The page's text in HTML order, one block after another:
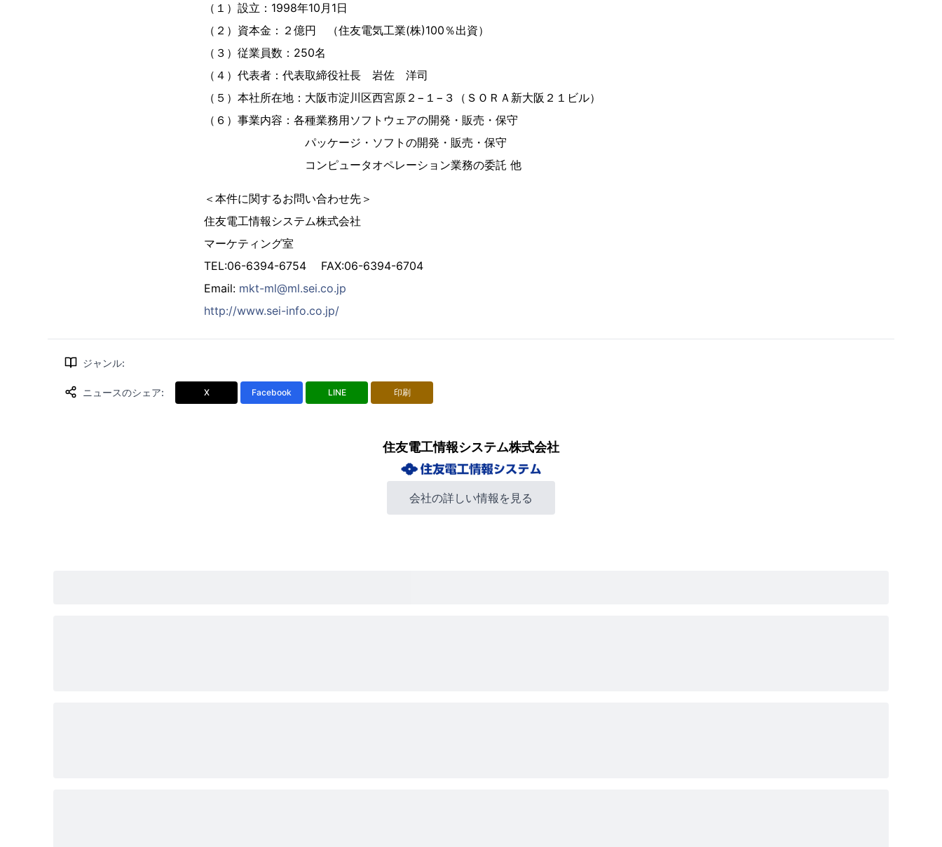
（１）設立：1998年10月1日
（２）資本金：２億円 （住友電気工業(株)100％出資）
（３）従業員数：250名
（４）代表者：代表取締役社長 岩佐 洋司
（５）本社所在地：大阪市淀川区西宮原２−１−３（ＳＯＲＡ新大阪２１ビル）
（６）事業内容：各種業務用ソフトウェアの開発・販売・保守
パッケージ・ソフトの開発・販売・保守
コンピュータオペレーション業務の委託 他
＜本件に関するお問い合わせ先＞
住友電工情報システム株式会社
マーケティング室
TEL:06-6394-6754 FAX:06-6394-6704
Email: mkt-ml@ml.sei.co.jp
http://www.sei-info.co.jp/
ジャンル:
ニュースのシェア: X Facebook LINE 印刷
住友電工情報システム株式会社
会社の詳しい情報を見る